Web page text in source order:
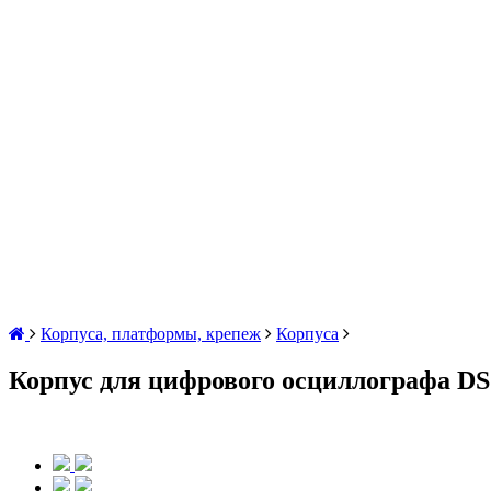
Корпуса, платформы, крепеж Корпуса
Корпус для цифрового осциллографа